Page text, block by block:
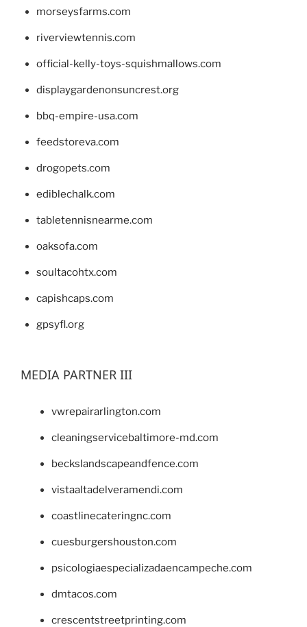
morseysfarms.com
riverviewtennis.com
official-kelly-toys-squishmallows.com
displaygardenonsuncrest.org
bbq-empire-usa.com
feedstoreva.com
drogopets.com
ediblechalk.com
tabletennisnearme.com
oaksofa.com
soultacohtx.com
capishcaps.com
gpsyfl.org
MEDIA PARTNER III
vwrepairarlington.com
cleaningservicebaltimore-md.com
beckslandscapeandfence.com
vistaaltadelveramendi.com
coastlinecateringnc.com
cuesburgershouston.com
psicologiaespecializadaencampeche.com
dmtacos.com
crescentstreetprinting.com